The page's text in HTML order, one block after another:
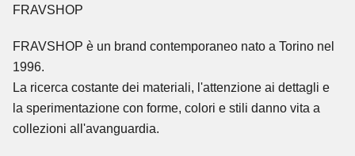
FRAVSHOP
FRAVSHOP è un brand contemporaneo nato a Torino nel
1996.
La ricerca costante dei materiali, l'attenzione ai dettagli e
la sperimentazione con forme, colori e stili danno vita a
collezioni all'avanguardia.